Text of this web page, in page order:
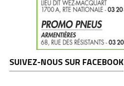
SUIVEZ-NOUS SUR FACEBOOK